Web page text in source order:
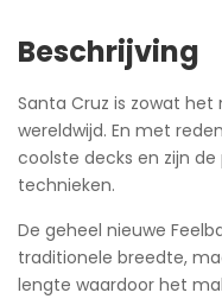
Beschrijving
Santa Cruz is zowat
wereldwijd. En met
coolste decks en zijn
technieken.
De geheel nieuwe
traditionele breedte,
lengte waardoor het